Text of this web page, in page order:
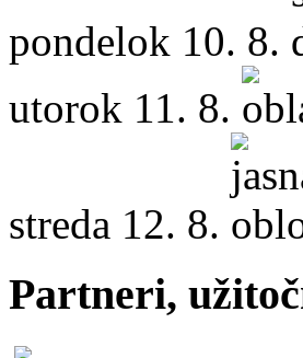
pondelok 10. 8.
utorok 11. 8.
streda 12. 8.
Partneri,